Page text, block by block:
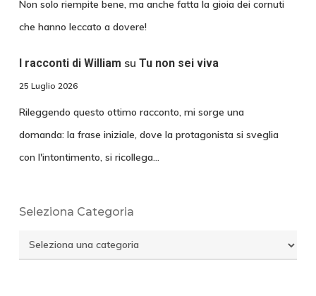
Non solo riempite bene, ma anche fatta la gioia dei cornuti
che hanno leccato a dovere!
I racconti di William su Tu non sei viva
25 Luglio 2026
Rileggendo questo ottimo racconto, mi sorge una
domanda: la frase iniziale, dove la protagonista si sveglia
con l'intontimento, si ricollega…
Seleziona Categoria
Seleziona
Categoria